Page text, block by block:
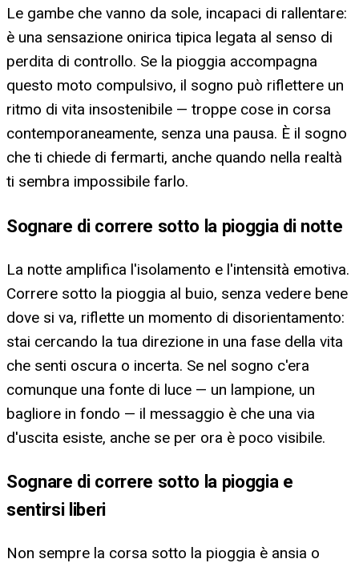
Le gambe che vanno da sole, incapaci di rallentare:
è una sensazione onirica tipica legata al senso di
perdita di controllo. Se la pioggia accompagna
questo moto compulsivo, il sogno può riflettere un
ritmo di vita insostenibile — troppe cose in corsa
contemporaneamente, senza una pausa. È il sogno
che ti chiede di fermarti, anche quando nella realtà
ti sembra impossibile farlo.
Sognare di correre sotto la pioggia di notte
La notte amplifica l'isolamento e l'intensità emotiva.
Correre sotto la pioggia al buio, senza vedere bene
dove si va, riflette un momento di disorientamento:
stai cercando la tua direzione in una fase della vita
che senti oscura o incerta. Se nel sogno c'era
comunque una fonte di luce — un lampione, un
bagliore in fondo — il messaggio è che una via
d'uscita esiste, anche se per ora è poco visibile.
Sognare di correre sotto la pioggia e
sentirsi liberi
Non sempre la corsa sotto la pioggia è ansia o